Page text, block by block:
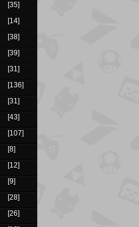
[35]
[14]
[38]
[39]
[31]
[136]
[31]
[43]
[107]
[8]
[12]
[9]
[28]
[26]